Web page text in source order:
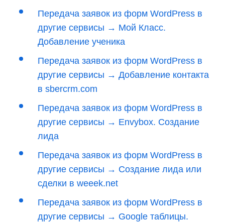
Передача заявок из форм WordPress в
другие сервисы → Мой Класс.
Добавление ученика
Передача заявок из форм WordPress в
другие сервисы → Добавление контакта
в sbercrm.com
Передача заявок из форм WordPress в
другие сервисы → Envybox. Создание
лида
Передача заявок из форм WordPress в
другие сервисы → Создание лида или
сделки в weeek.net
Передача заявок из форм WordPress в
другие сервисы → Google таблицы.